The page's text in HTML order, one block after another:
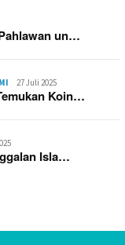
un…
27 Juli 2025
Koin…
Isla…